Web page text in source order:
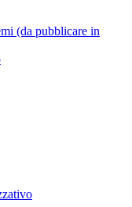
(da pubblicare in